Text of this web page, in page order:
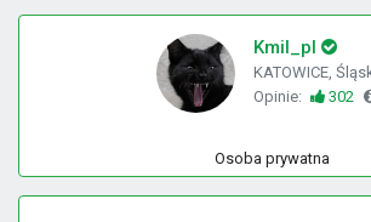
Kmil_pl
KATOWICE,
Opinie:
302
Osoba prywatna